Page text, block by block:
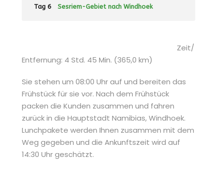
Tag 6 Sesriem-Gebiet nach Windhoek
Zeit/
Entfernung: 4 Std. 45 Min. (365,0 km)
Sie stehen um 08:00 Uhr auf und bereiten das
Frühstück für sie vor. Nach dem Frühstück
packen die Kunden zusammen und fahren
zurück in die Hauptstadt Namibias, Windhoek.
Lunchpakete werden Ihnen zusammen mit dem
Weg gegeben und die Ankunftszeit wird auf
14:30 Uhr geschätzt.